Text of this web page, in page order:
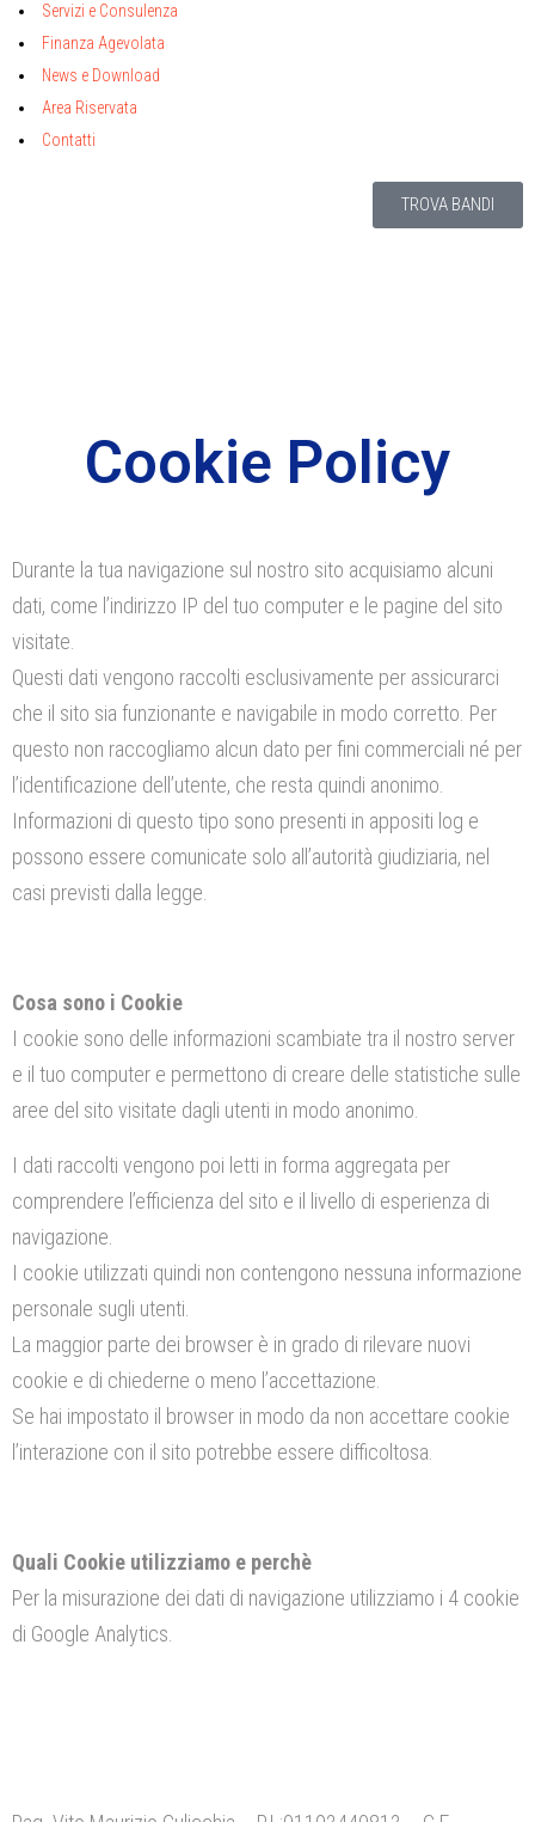
Servizi e Consulenza
Finanza Agevolata
News e Download
Area Riservata
Contatti
TROVA BANDI
Cookie Policy
Durante la tua navigazione sul nostro sito acquisiamo alcuni
dati, come l’indirizzo IP del tuo computer e le pagine del sito
visitate.
Questi dati vengono raccolti esclusivamente per assicurarci
che il sito sia funzionante e navigabile in modo corretto. Per
questo non raccogliamo alcun dato per fini commerciali né per
l’identificazione dell’utente, che resta quindi anonimo.
Informazioni di questo tipo sono presenti in appositi log e
possono essere comunicate solo all’autorità giudiziaria, nel
casi previsti dalla legge.
Cosa sono i Cookie
I cookie sono delle informazioni scambiate tra il nostro server
e il tuo computer e permettono di creare delle statistiche sulle
aree del sito visitate dagli utenti in modo anonimo.
I dati raccolti vengono poi letti in forma aggregata per
comprendere l’efficienza del sito e il livello di esperienza di
navigazione.
I cookie utilizzati quindi non contengono nessuna informazione
personale sugli utenti.
La maggior parte dei browser è in grado di rilevare nuovi
cookie e di chiederne o meno l’accettazione.
Se hai impostato il browser in modo da non accettare cookie
l’interazione con il sito potrebbe essere difficoltosa.
Quali Cookie utilizziamo e perchè
Per la misurazione dei dati di navigazione utilizziamo i 4 cookie
di Google Analytics.